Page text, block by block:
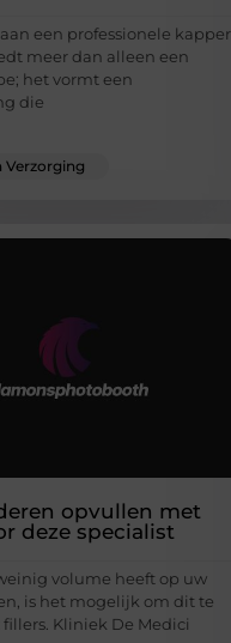
een professionele kapper
meer dan alleen een
het vormt een
die
Verzorging
opvullen met
deze specialist
volume heeft op uw
is het mogelijk om dit te
Kliniek De Medici